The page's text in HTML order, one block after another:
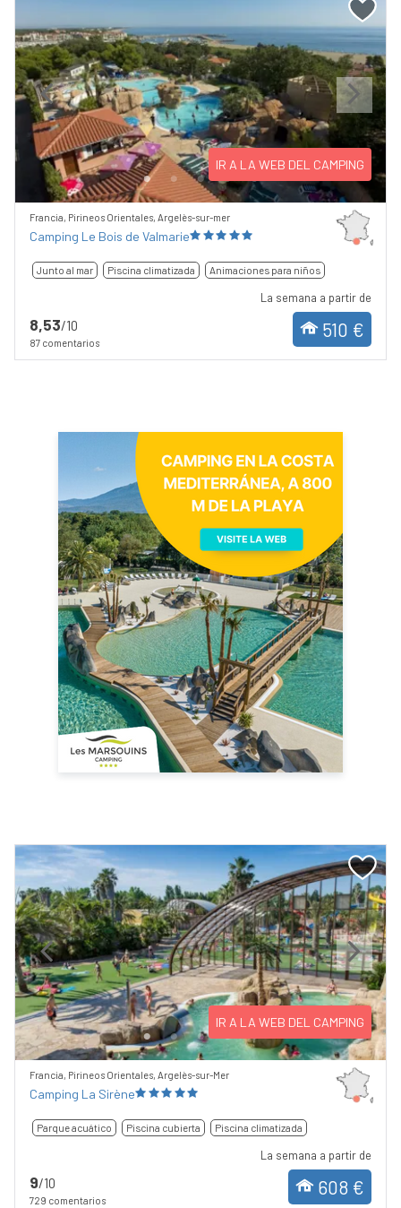
Previous Next
IR A LA WEB DEL CAMPING
Francia, Pirineos Orientales, Argelès-sur-mer
Camping Le Bois de Valmarie
Junto al mar Piscina climatizada Animaciones para niños
8,53/10
87 comentarios
La semana a partir de
510 €
Previous Next
IR A LA WEB DEL CAMPING
Francia, Pirineos Orientales, Argelès-sur-Mer
Camping La Sirène
Parque acuático Piscina cubierta Piscina climatizada
9/10
729 comentarios
La semana a partir de
608 €